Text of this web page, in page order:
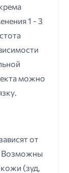
1 - 3
можно
от
Возможны
(зуд,